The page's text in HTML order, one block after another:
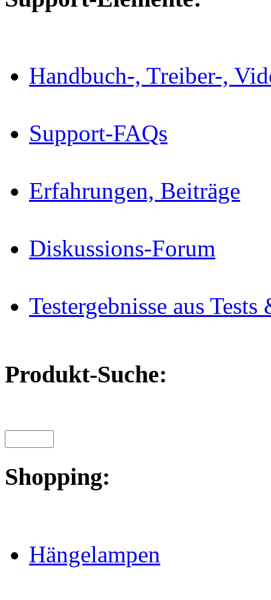
Handbuch-, Treiber-,
Support-FAQs
Erfahrungen, Beiträge
Diskussions-Forum
Testergebnisse aus
Produkt-Suche:
Shopping:
Hängelampen